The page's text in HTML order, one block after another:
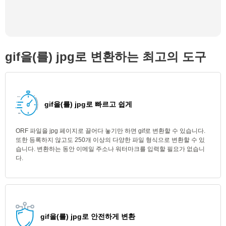
gif을(를) jpg로 변환하는 최고의 도구
gif을(를) jpg로 빠르고 쉽게
ORF 파일을 jpg 페이지로 끌어다 놓기만 하면 gif로 변환할 수 있습니다.
또한 등록하지 않고도 250개 이상의 다양한 파일 형식으로 변환할 수 있
습니다. 변환하는 동안 이메일 주소나 워터마크를 입력할 필요가 없습니
다.
gif을(를) jpg로 안전하게 변환